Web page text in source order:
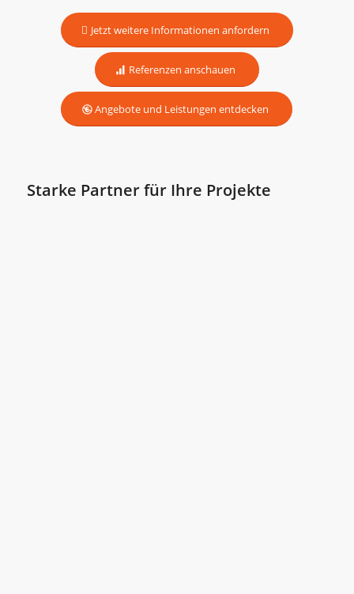
Jetzt weitere Informationen anfordern
Referenzen anschauen
Angebote und Leistungen entdecken
Starke Partner für Ihre Projekte